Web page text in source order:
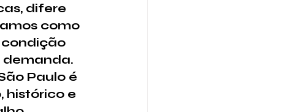
difere
como
condição
demanda.
Paulo é
histórico e